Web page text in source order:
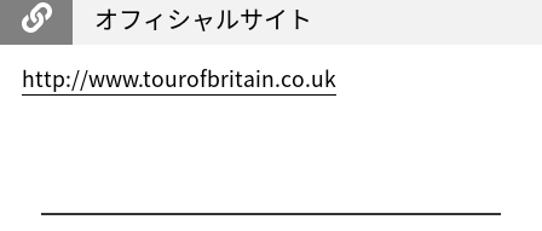
オフィシャルサイト
http://www.tourofbritain.co.uk